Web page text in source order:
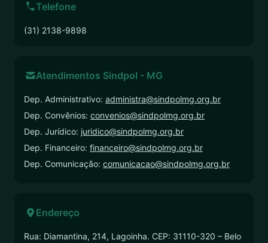
Telefone
(31) 2138-9898
Atendimentos Sindpol - MG
Dep. Administrativo: administra@sindpolmg.org.br
Dep. Convênios: convenios@sindpolmg.org.br
Dep. Jurídico: juridico@sindpolmg.org.br
Dep. Financeiro: financeiro@sindpolmg.org.br
Dep. Comunicação: comunicacao@sindpolmg.org.br
Endereço
Rua: Diamantina, 214, Lagoinha. CEP: 31110-320 – Belo